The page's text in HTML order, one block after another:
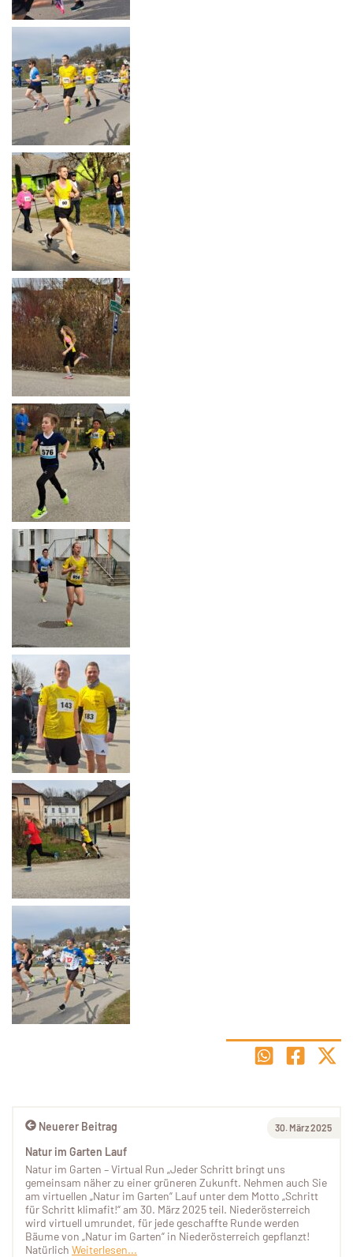
Neuerer Beitrag 30. März 2025
Natur im Garten Lauf
Natur im Garten – Virtual Run „Jeder Schritt bringt uns
gemeinsam näher zu einer grüneren Zukunft. Nehmen auch Sie
am virtuellen „Natur im Garten“ Lauf unter dem Motto „Schritt
für Schritt klimafit!“ am 30. März 2025 teil. Niederösterreich
wird virtuell umrundet, für jede geschaffte Runde werden
Bäume von „Natur im Garten“ in Niederösterreich gepflanzt!
Natürlich Weiterlesen...